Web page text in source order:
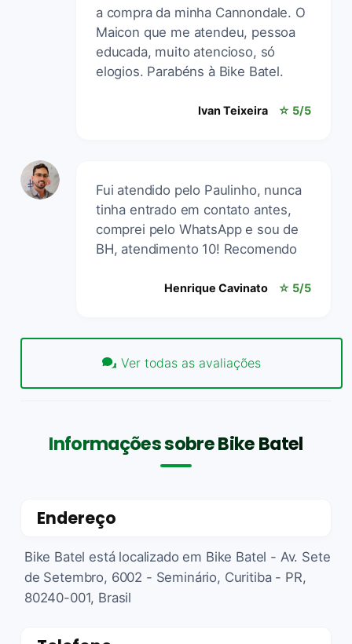
a compra da minha Cannondale. O
Maicon que me atendeu, pessoa
educada, muito atencioso, só
elogios. Parabéns à Bike Batel.
Ivan Teixeira ☆ 5/5
Fui atendido pelo Paulinho, nunca
tinha entrado em contato antes,
comprei pelo WhatsApp e sou de
BH, atendimento 10! Recomendo
Henrique Cavinato ☆ 5/5
Ver todas as avaliações
Informações sobre Bike Batel
Endereço
Bike Batel está localizado em Bike Batel - Av. Sete
de Setembro, 6002 - Seminário, Curitiba - PR,
80240-001, Brasil